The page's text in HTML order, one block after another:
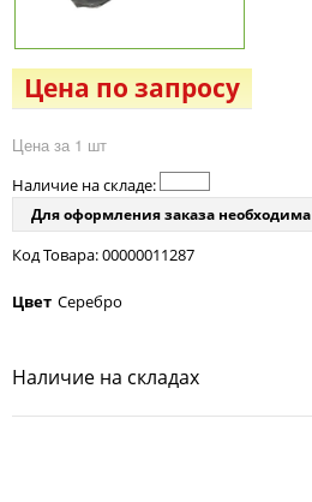
Цена по запросу
Цена за 1 шт
Наличие на складе:
Для оформления заказа необходима
Код Товара: 00000011287
Цвет Серебро
Наличие на складах